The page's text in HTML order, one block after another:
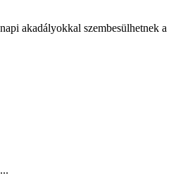
akadályokkal szembesülhetnek a